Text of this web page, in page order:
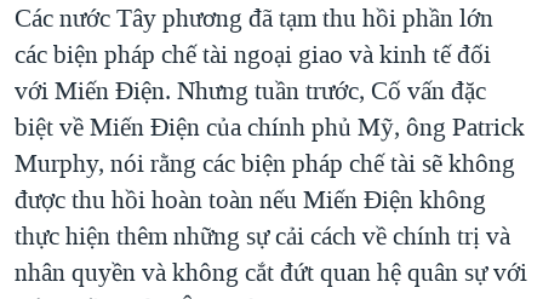
Các nước Tây phương đã tạm thu hồi phần lớn
các biện pháp chế tài ngoại giao và kinh tế đối
với Miến Điện. Nhưng tuần trước, Cố vấn đặc
biệt về Miến Điện của chính phủ Mỹ, ông Patrick
Murphy, nói rằng các biện pháp chế tài sẽ không
được thu hồi hoàn toàn nếu Miến Điện không
thực hiện thêm những sự cải cách về chính trị và
nhân quyền và không cắt đứt quan hệ quân sự với